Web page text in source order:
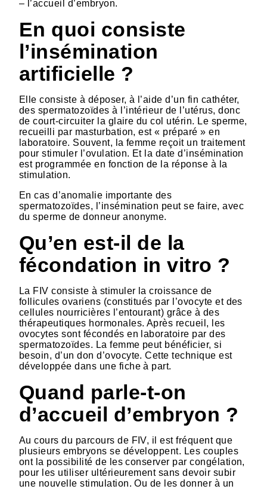
– l’accueil d’embryon.
En quoi consiste
l’insémination
artificielle ?
Elle consiste à déposer, à l’aide d’un fin cathéter,
des spermatozoïdes à l’intérieur de l’utérus, donc
de court-circuiter la glaire du col utérin. Le sperme,
recueilli par masturbation, est « préparé » en
laboratoire. Souvent, la femme reçoit un traitement
pour stimuler l’ovulation. Et la date d’insémination
est programmée en fonction de la réponse à la
stimulation.
En cas d’anomalie importante des
spermatozoïdes, l’insémination peut se faire, avec
du sperme de donneur anonyme.
Qu’en est-il de la
fécondation in vitro ?
La FIV consiste à stimuler la croissance de
follicules ovariens (constitués par l’ovocyte et des
cellules nourricières l’entourant) grâce à des
thérapeutiques hormonales. Après recueil, les
ovocytes sont fécondés en laboratoire par des
spermatozoïdes. La femme peut bénéficier, si
besoin, d’un don d’ovocyte. Cette technique est
développée dans une fiche à part.
Quand parle-t-on
d’accueil d’embryon ?
Au cours du parcours de FIV, il est fréquent que
plusieurs embryons se développent. Les couples
ont la possibilité de les conserver par congélation,
pour les utiliser ultérieurement sans devoir subir
une nouvelle stimulation. Ou de les donner à un